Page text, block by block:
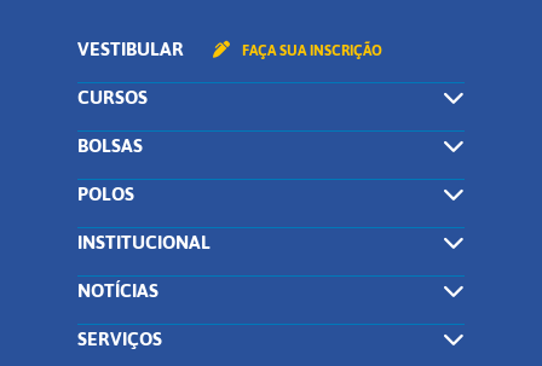
VESTIBULAR FAÇA SUA INSCRIÇÃO
CURSOS
BOLSAS
POLOS
INSTITUCIONAL
NOTÍCIAS
SERVIÇOS